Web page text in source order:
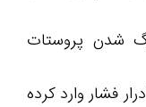
شدن پروستات
فشار وارد کرده